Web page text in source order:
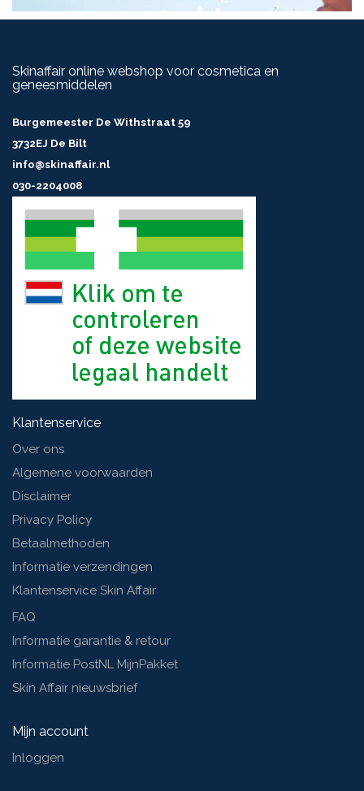
Skinaffair online webshop voor cosmetica en
geneesmiddelen
Burgemeester De Withstraat 59
3732EJ De Bilt
info@skinaffair.nl
030-2204008
Klantenservice
Over ons
Algemene voorwaarden
Disclaimer
Privacy Policy
Betaalmethoden
Informatie verzendingen
Klantenservice Skin Affair
FAQ
Informatie garantie & retour
Informatie PostNL MijnPakket
Skin Affair nieuwsbrief
Mijn account
Inloggen